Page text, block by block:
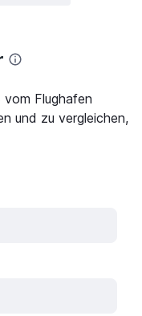
vom Flughafen
und zu vergleichen,